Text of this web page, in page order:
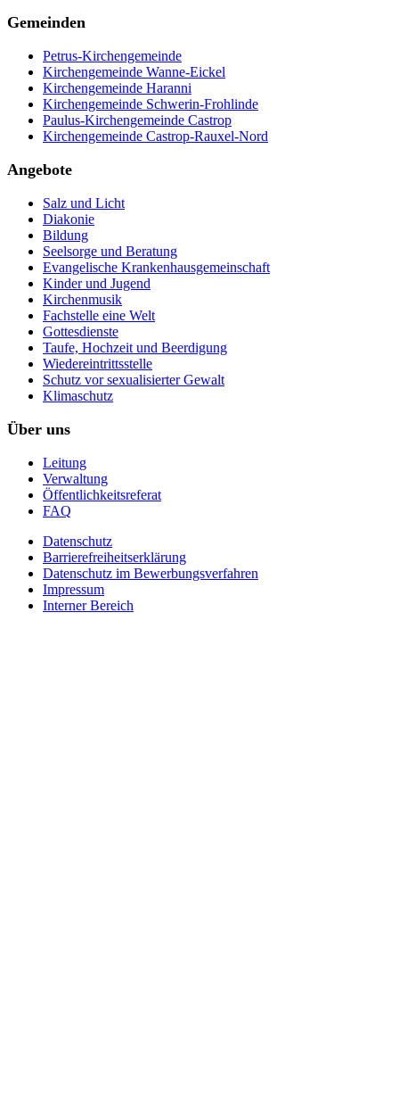
Gemeinden
Petrus-Kirchengemeinde
Kirchengemeinde Wanne-Eickel
Kirchengemeinde Haranni
Kirchengemeinde Schwerin-Frohlinde
Paulus-Kirchengemeinde Castrop
Kirchengemeinde Castrop-Rauxel-Nord
Angebote
Salz und Licht
Diakonie
Bildung
Seelsorge und Beratung
Evangelische Krankenhausgemeinschaft
Kinder und Jugend
Kirchenmusik
Fachstelle eine Welt
Gottesdienste
Taufe, Hochzeit und Beerdigung
Wiedereintrittsstelle
Schutz vor sexualisierter Gewalt
Klimaschutz
Über uns
Leitung
Verwaltung
Öffentlichkeitsreferat
FAQ
Datenschutz
Barrierefreiheitserklärung
Datenschutz im Bewerbungsverfahren
Impressum
Interner Bereich